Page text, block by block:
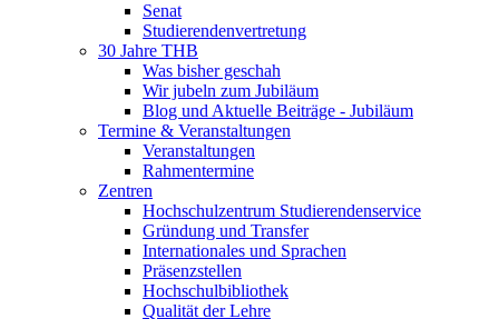
Senat
Studierendenvertretung
30 Jahre THB
Was bisher geschah
Wir jubeln zum Jubiläum
Blog und Aktuelle Beiträge - Jubiläum
Termine & Veranstaltungen
Veranstaltungen
Rahmentermine
Zentren
Hochschulzentrum Studierendenservice
Gründung und Transfer
Internationales und Sprachen
Präsenzstellen
Hochschulbibliothek
Qualität der Lehre